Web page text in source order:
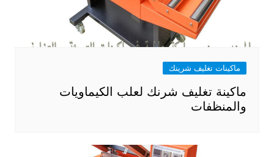
ماكينات تغليف شرينك
ماكينة تغليف شرنك لعلب الكيماويات
والمنظفات